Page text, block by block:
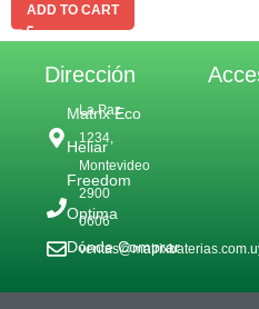
ADD TO CART
Dirección
La Paz
1234,
Montevideo
2900
0606
Matrix Eco
Heliar
Freedom
Optima
Dónde Comprar